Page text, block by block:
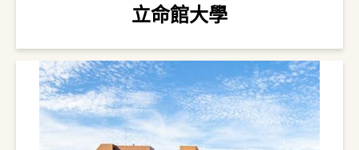
立命館大學